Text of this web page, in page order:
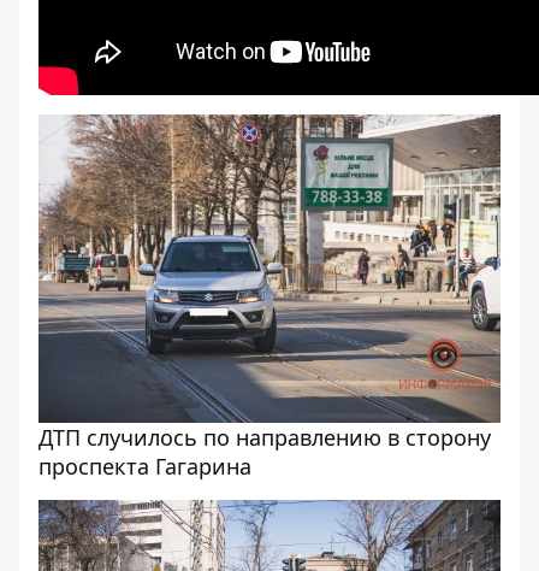
ДТП случилось по направлению в сторону
проспекта Гагарина